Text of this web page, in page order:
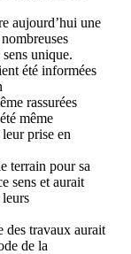
aujourd’hui une
unique.
été informées
rassurées
même
leur prise en
terrain pour sa
sens et aurait
des travaux aurait
de la